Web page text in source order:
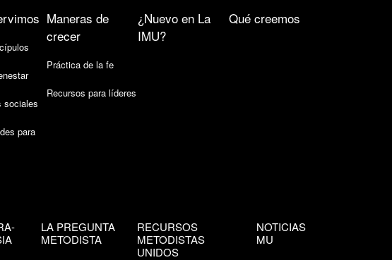
sociales
para
Maneras de
crecer
Práctica de la fe
Recursos para líderes
¿Nuevo en La
IMU?
Qué creemos
LA PREGUNTA
METODISTA
RECURSOS
METODISTAS
UNIDOS
NOTICIAS
MU